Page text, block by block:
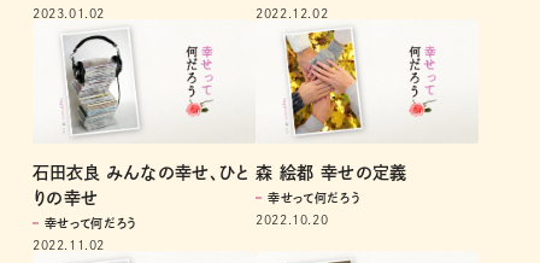
2023.01.02
2022.12.02
石田衣良 みんなの幸せ、ひと
りの幸せ
幸せって何だろう
2022.11.02
森 絵都 幸せの定義
幸せって何だろう
2022.10.20